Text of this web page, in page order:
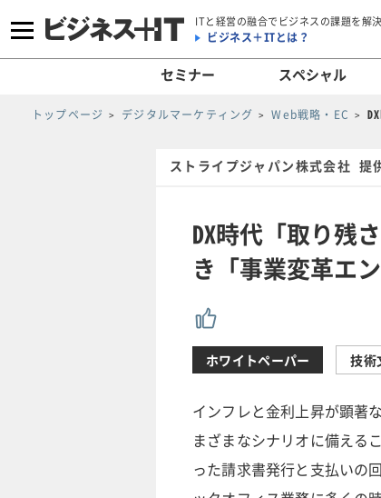
ITと経営の融合でビジネスの課題を解
ビジネス＋ITとは？
セミナー スペシャル
トップページ デジタルマーケティング Web戦略・EC
ストライプジャパン株式会社 提
DX時代「取り残
き「事業変革エ
ホワイトペーパー 技術
インフレと金利上昇が顕著
まざまなシナリオに備える
った請求書発行と支払いの